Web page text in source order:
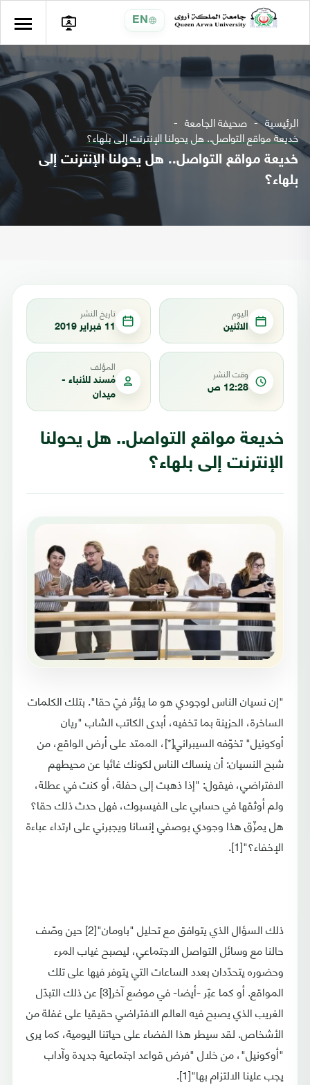
EN
الرئيسية صحيفة الجامعة
خديعة مواقع التواصل.. هل يحولنا الإنترنت إلى بلهاء؟
خديعة مواقع التواصل.. هل يحولنا الإنترنت إلى
بلهاء؟
اليوم
الاثنين
تاريخ النشر
11 فبراير 2019
وقت النشر
12:28 ص
المؤلف
مُسند للأنباء -
ميدان
خديعة مواقع التواصل.. هل يحولنا
الإنترنت إلى بلهاء؟
"إن نسيان الناس لوجودي هو ما يؤثر فيّ حقا". بتلك الكلمات
الساخرة، الحزينة بما تخفيه، أبدى الكاتب الشاب "ريان
أوكونيل" تخوّفه السيبراني[*]، الممتد على أرض الواقع، من
شبح النسيان: أن ينساك الناس لكونك غائبا عن محيطهم
الافتراضي، فيقول: "إذا ذهبت إلى حفلة، أو كنت في عطلة،
ولم أوثقها في حسابي على الفيسبوك، فهل حدث ذلك حقا؟
هل يمزّق هذا وجودي بوصفي إنسانا ويجبرني على ارتداء عباءة
الإخفاء؟"[1].
ذلك السؤال الذي يتوافق مع تحليل "باومان"[2] حين وصّف
حالنا مع وسائل التواصل الاجتماعي، ليصبح غياب المرء
وحضوره يتحدّدان بعدد الساعات التي يتوفر فيها على تلك
المواقع. أو كما عبّر -أيضا- في موضع آخر[3] عن ذلك التبدّل
الغريب الذي يصبح فيه العالم الافتراضي حقيقيا على غفلة من
الأشخاص. لقد سيطر هذا الفضاء على حياتنا اليومية، كما يرى
"أوكونيل"، من خلال "فرض قواعد اجتماعية جديدة وآداب
يجب علينا الالتزام بها"[1].